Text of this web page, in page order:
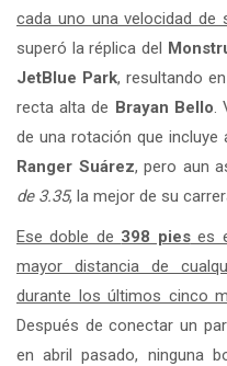
cada uno una velocidad de
superó la réplica del
JetBlue Park, resultando
recta alta de Brayan Bello.
de una rotación que incluye
Ranger Suárez, pero aun
de 3.35, la mejor de su
Ese doble de 398 pieses
mayor distancia de
durante los últimos cinco
Después de conectar un
en abril pasado, ninguna